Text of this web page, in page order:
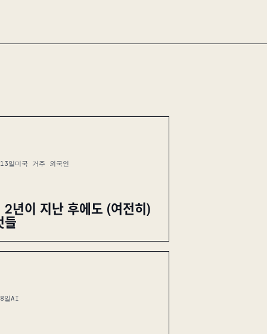
일미국 거주 외국인
2년이 지난 후에도 (여전히)
들
일AI